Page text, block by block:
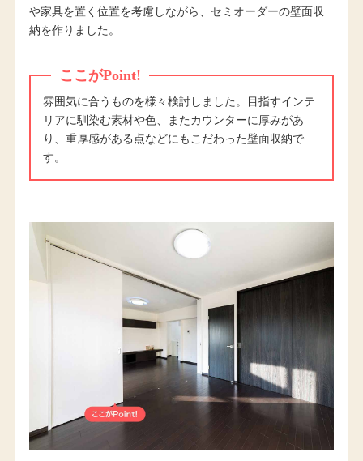
や家具を置く位置を考慮しながら、セミオーダーの壁面収
納を作りました。
ここがPoint!
雰囲気に合うものを様々検討しました。目指すインテ
リアに馴染む素材や色、またカウンターに厚みがあ
り、重厚感がある点などにもこだわった壁面収納で
す。